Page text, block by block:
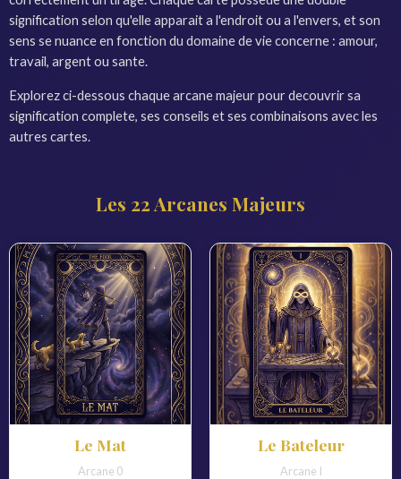
signification selon qu'elle apparait a l'endroit ou a l'envers, et son
sens se nuance en fonction du domaine de vie concerne : amour,
travail, argent ou sante.
Explorez ci-dessous chaque arcane majeur pour decouvrir sa
signification complete, ses conseils et ses combinaisons avec les
autres cartes.
Les 22 Arcanes Majeurs
Le Mat
Arcane 0
Le Bateleur
Arcane I